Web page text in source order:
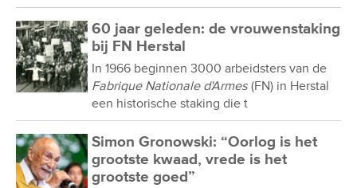
60 jaar geleden: de vrouwenstaking
bij FN Herstal
In 1966 beginnen 3000 arbeidsters van de
Fabrique Nationale d'Armes (FN) in Herstal
een historische staking die t
Simon Gronowski: “Oorlog is het
grootste kwaad, vrede is het
grootste goed”